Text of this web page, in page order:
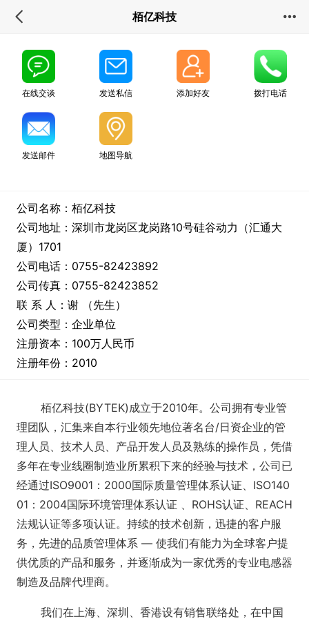
栢亿科技
在线交谈 发送私信 添加好友 拨打电话
发送邮件 地图导航
公司名称：栢亿科技
公司地址：深圳市龙岗区龙岗路10号硅谷动力（汇通大
厦）1701
公司电话：0755-82423892
公司传真：0755-82423852
联 系 人：谢 （先生）
公司类型：企业单位
注册资本：100万人民币
注册年份：2010
栢亿科技(BYTEK)成立于2010年。公司拥有专业管
理团队，汇集来自本行业领先地位著名台/日资企业的管
理人员、技术人员、产品开发人员及熟练的操作员，凭借
多年在专业线圈制造业所累积下来的经验与技术，公司已
经通过ISO9001：2000国际质量管理体系认证、ISO140
01：2004国际环境管理体系认证 、ROHS认证、REACH
法规认证等多项认证。 持续的技术创新，迅捷的客户服
务，先进的品质管理体系 — 使我们有能力为全球客户提
供优质的产品和服务，并逐渐成为一家优秀的专业电感器
制造及品牌代理商。
我们在上海、深圳、香港设有销售联络处，在中国